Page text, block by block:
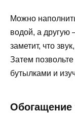
Можно
водой, а другую
заметит, что
Затем
бутылками и